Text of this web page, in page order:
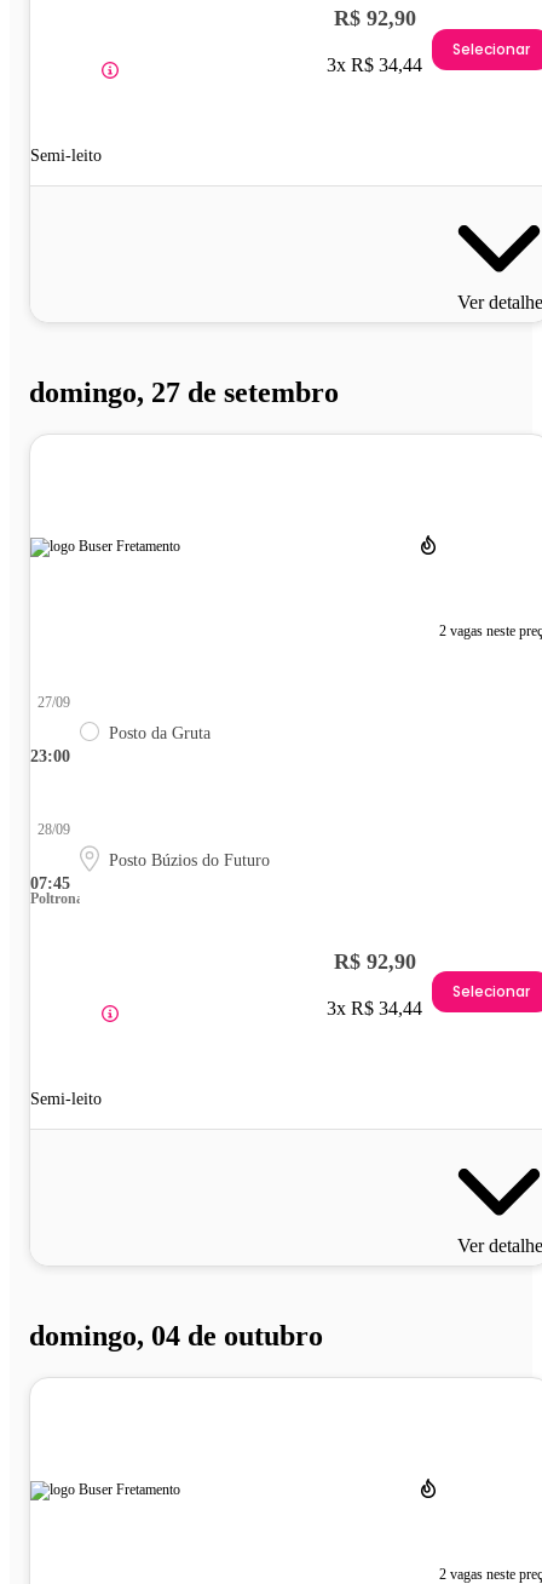
Semi-leito
R$ 92,90
3x R$ 34,44
Selecionar
Ver
domingo, 27 de setembro
2 vagas neste
23:00
27/09
Posto da Gruta
07:45
28/09
Posto Búzios do Futuro
Poltrona
Semi-leito
R$ 92,90
3x R$ 34,44
Selecionar
Ver
domingo, 04 de outubro
2 vagas neste